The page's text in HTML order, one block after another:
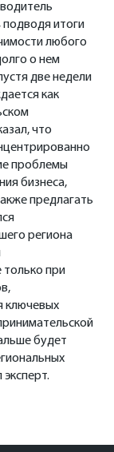
подводя итоги
любого
о нем
две недели
как
что
проблемы
бизнеса,
предлагать
региона
только при
ключевых
будет